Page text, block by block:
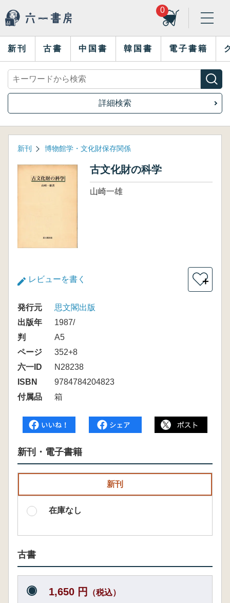
0
新刊 古書 中国書 韓国書 電子書籍
詳細検索
新刊 博物館学・文化財保存関係
古文化財の科学
山崎一雄
レビューを書く ＋
発行元
思文閣出版
出版年
1987/
判
A5
ページ
352+8
六一ID
N28238
ISBN
9784784204823
付属品
箱
新刊・電子書籍
新刊
在庫なし
古書
1,650 円 （税込）